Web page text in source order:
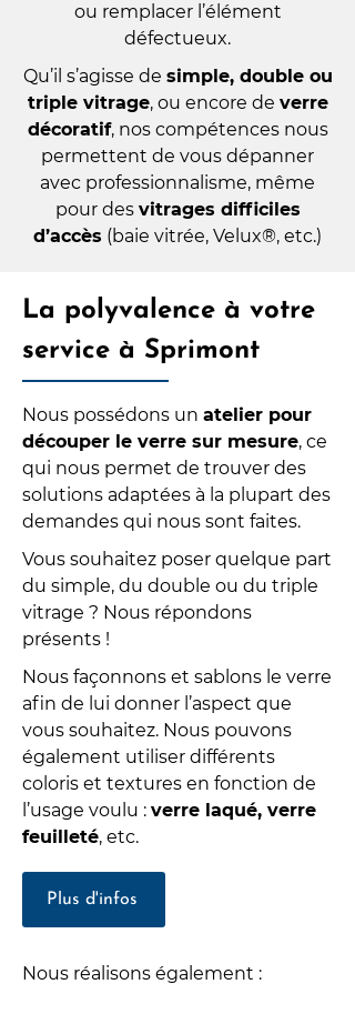
ou remplacer l’élément
défectueux.
Qu’il s’agisse de simple, double ou
triple vitrage, ou encore de verre
décoratif, nos compétences nous
permettent de vous dépanner
avec professionnalisme, même
pour des vitrages difficiles
d’accès (baie vitrée, Velux®, etc.)
La polyvalence à votre
service à Sprimont
Nous possédons un atelier pour
découper le verre sur mesure, ce
qui nous permet de trouver des
solutions adaptées à la plupart des
demandes qui nous sont faites.
Vous souhaitez poser quelque part
du simple, du double ou du triple
vitrage ? Nous répondons
présents !
Nous façonnons et sablons le verre
afin de lui donner l’aspect que
vous souhaitez. Nous pouvons
également utiliser différents
coloris et textures en fonction de
l’usage voulu : verre laqué, verre
feuilleté, etc.
Plus d'infos
Nous réalisons également :